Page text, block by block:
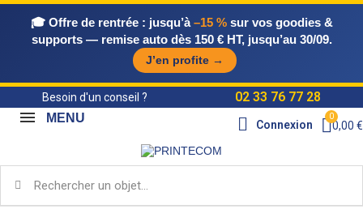
🎓 Offre de rentrée : jusqu’à–15 %sur vos goodies &
supports — remise auto dès 150 € HT, jusqu’au 30/09.
J’en profite →
Besoin d'un conseil ? 02 33 76 77 28
Connexion 0,00 €
MENU